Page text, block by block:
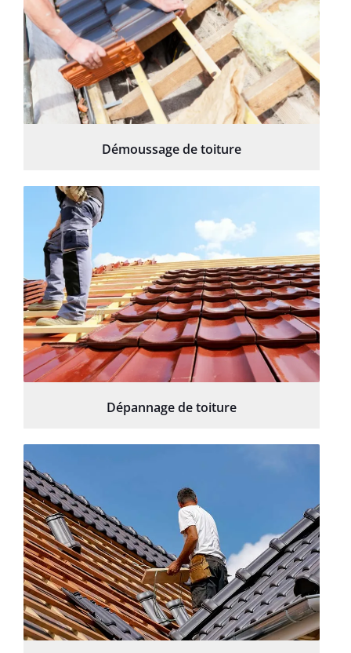
Démoussage de toiture
Dépannage de toiture